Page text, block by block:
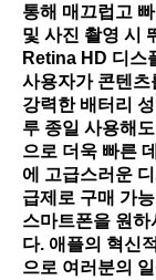
통해 매끄럽고
및 사진 촬영 시
Retina HD 디스
사용자가 콘텐츠
강력한 배터리
루 종일 사용해
으로 더욱 빠른
에 고급스러운
급제로 구매 가
스마트폰을 원하
다. 애플의 혁신
으로 여러분의